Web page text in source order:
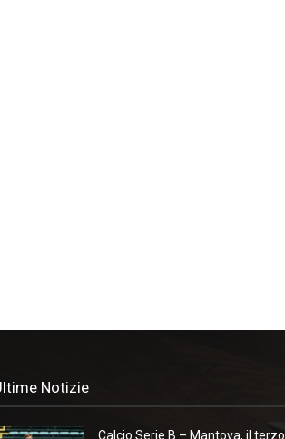
Notizie
Calcio Serie B – Mantova, il terzo